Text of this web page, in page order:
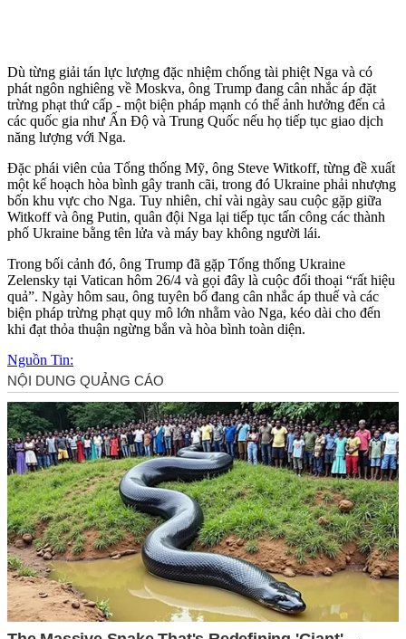
Dù từng giải tán lực lượng đặc nhiệm chống tài phiệt Nga và có
phát ngôn nghiêng về Moskva, ông Trump đang cân nhắc áp đặt
trừng phạt thứ cấp - một biện pháp mạnh có thể ảnh hưởng đến cả
các quốc gia như Ấn Độ và Trung Quốc nếu họ tiếp tục giao dịch
năng lượng với Nga.
Đặc phái viên của Tổng thống Mỹ, ông Steve Witkoff, từng đề xuất
một kế hoạch hòa bình gây tranh cãi, trong đó Ukraine phải nhượng
bốn khu vực cho Nga. Tuy nhiên, chỉ vài ngày sau cuộc gặp giữa
Witkoff và ông Putin, quân đội Nga lại tiếp tục tấn công các thành
phố Ukraine bằng tên lửa và máy bay không người lái.
Trong bối cảnh đó, ông Trump đã gặp Tổng thống Ukraine
Zelensky tại Vatican hôm 26/4 và gọi đây là cuộc đối thoại “rất hiệu
quả”. Ngày hôm sau, ông tuyên bố đang cân nhắc áp thuế và các
biện pháp trừng phạt quy mô lớn nhằm vào Nga, kéo dài cho đến
khi đạt thỏa thuận ngừng bắn và hòa bình toàn diện.
Nguồn Tin: